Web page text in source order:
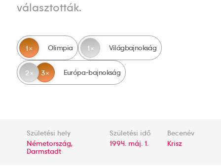
választották.
1 Olimpia 1 Világbajnokság
2 3 Európa-bajnokság
Születési hely
Németország,
Darmstadt
Születési idő
1994. máj. 1.
Becenév
Krisz